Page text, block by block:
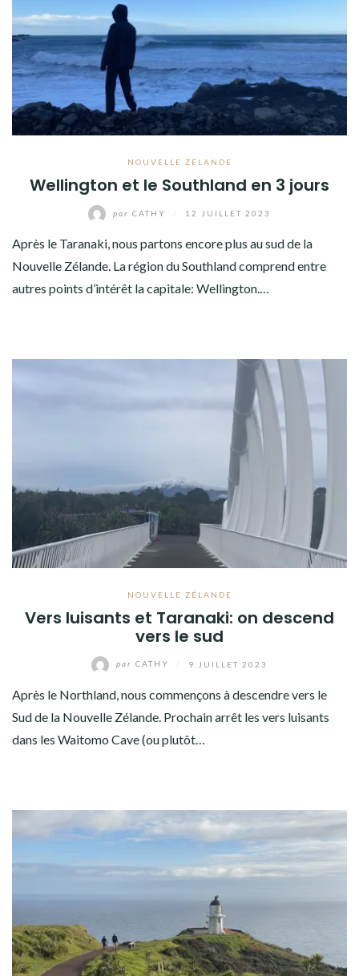
NOUVELLE ZÉLANDE
Wellington et le Southland en 3 jours
par CATHY 12 JUILLET 2023
Après le Taranaki, nous partons encore plus au sud de la
Nouvelle Zélande. La région du Southland comprend entre
autres points d’intérêt la capitale: Wellington.…
NOUVELLE ZÉLANDE
Vers luisants et Taranaki: on descend
vers le sud
par CATHY 9 JUILLET 2023
Après le Northland, nous commençons à descendre vers le
Sud de la Nouvelle Zélande. Prochain arrêt les vers luisants
dans les Waitomo Cave (ou plutôt…